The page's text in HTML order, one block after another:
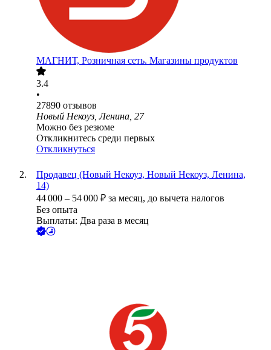
МАГНИТ, Розничная сеть. Магазины продуктов
3.4
•
27890 отзывов
Новый Некоуз, Ленина, 27
Можно без резюме
Откликнитесь среди первых
Откликнуться
Продавец (Новый Некоуз, Новый Некоуз, Ленина,
14)
44 000 – 54 000 ₽ за месяц, до вычета налогов
Без опыта
Выплаты: Два раза в месяц